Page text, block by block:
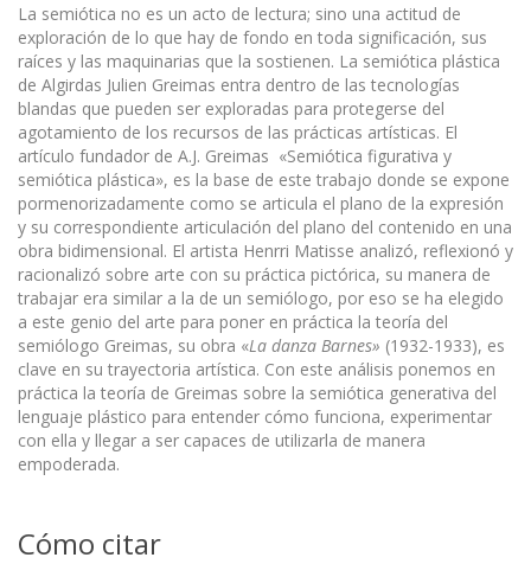
La semiótica no es un acto de lectura; sino una actitud de
exploración de lo que hay de fondo en toda significación, sus
raíces y las maquinarias que la sostienen. La semiótica plástica
de Algirdas Julien Greimas entra dentro de las tecnologías
blandas que pueden ser exploradas para protegerse del
agotamiento de los recursos de las prácticas artísticas. El
artículo fundador de A.J. Greimas «Semiótica figurativa y
semiótica plástica», es la base de este trabajo donde se expone
pormenorizadamente como se articula el plano de la expresión
y su correspondiente articulación del plano del contenido en una
obra bidimensional. El artista Henrri Matisse analizó, reflexionó y
racionalizó sobre arte con su práctica pictórica, su manera de
trabajar era similar a la de un semiólogo, por eso se ha elegido
a este genio del arte para poner en práctica la teoría del
semiólogo Greimas, su obra «La danza Barnes» (1932-1933), es
clave en su trayectoria artística. Con este análisis ponemos en
práctica la teoría de Greimas sobre la semiótica generativa del
lenguaje plástico para entender cómo funciona, experimentar
con ella y llegar a ser capaces de utilizarla de manera
empoderada.
Cómo citar